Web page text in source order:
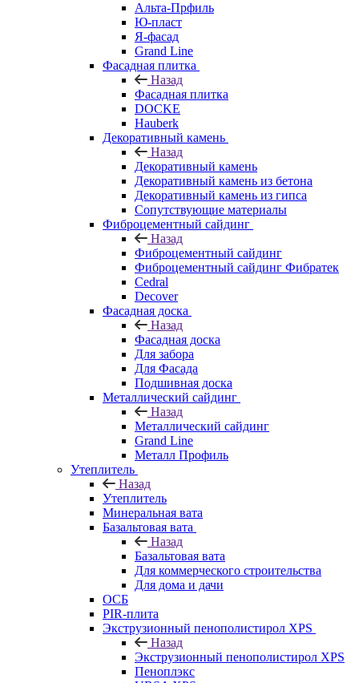
Альта-Прфиль
Ю-пласт
Я-фасад
Grand Line
Фасадная плитка
Назад
Фасадная плитка
DOCKE
Hauberk
Декоративный камень
Назад
Декоративный камень
Декоративный камень из бетона
Декоративный камень из гипса
Сопутствующие материалы
Фиброцементный сайдинг
Назад
Фиброцементный сайдинг
Фиброцементный сайдинг Фибратек
Cedral
Decover
Фасадная доска
Назад
Фасадная доска
Для забора
Для Фасада
Подшивная доска
Металлический сайдинг
Назад
Металлический сайдинг
Grand Line
Металл Профиль
Утеплитель
Назад
Утеплитель
Минеральная вата
Базальтовая вата
Назад
Базальтовая вата
Для коммерческого строительства
Для дома и дачи
ОСБ
PIR-плита
Экструзионный пенополистирол XPS
Назад
Экструзионный пенополистирол XPS
Пеноплэкс